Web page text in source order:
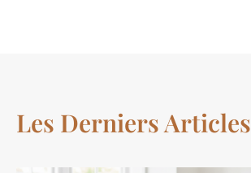
Les Derniers Articles